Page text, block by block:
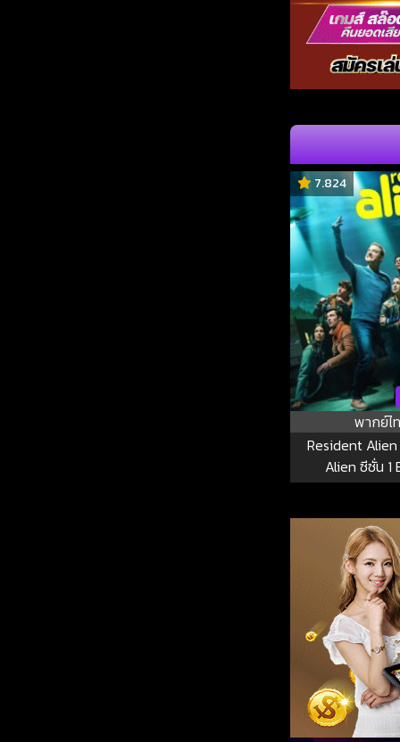
7.824
พากย์ไ
Resident
Alien ซีซั่น 1